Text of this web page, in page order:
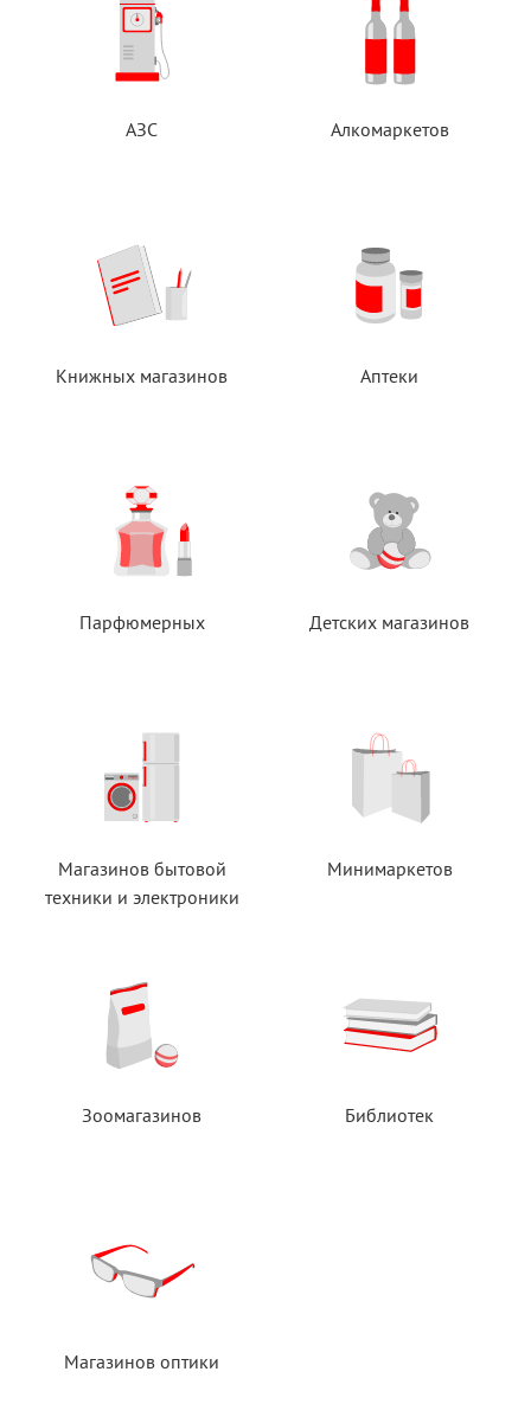
АЗС Алкомаркетов
Книжных магазинов Аптеки
Парфюмерных Детских магазинов
Магазинов бытовой
техники и электроники
Минимаркетов
Зоомагазинов Библиотек
Магазинов оптики